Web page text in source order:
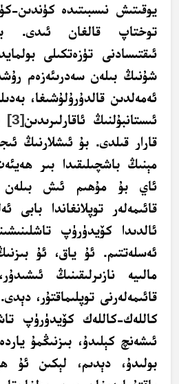
يوقىتىش نىسبىتىدە كۈندىن-
توختاپ قالغان ئىدى.
ئىقتىسادنى تۈزەتكىلى
شۇنىڭ بىلەن سەدرىئەزەم
ئەمەلدىن قالدۇرۇلۇشىغا،
ئىستانبۇلنىڭ ئاقارلىرىدىن[3]
قارار قىلدى. بۇ ئىشلارنىڭ
مېنىڭ باشچىلىقىدا بىر
ئاي بۇ مۇھىم ئىش بىلەن
قائىمەلەر توپلانغاندا بابى
ئالدىدا كۆيدۈرۈپ
ئەسلەتتىم. ئۇ ياق، ئۇ
مالىيە نازىرلىقىنىڭ
قائىمەلەرنى توپلىماقتۇر،
كاللەك-كاللەك كۆيدۈرۈپ
ئىشەنچ كېلىدۇ، بىزنىڭمۇ
بولىدۇ، دېدىم، لېكىن ئۇ